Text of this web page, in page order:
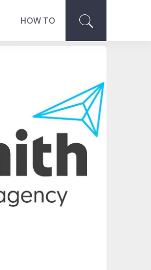
HOW TO